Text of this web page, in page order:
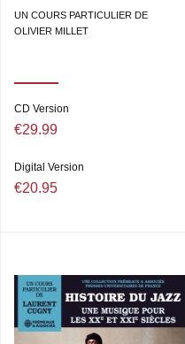
UN COURS PARTICULIER DE
OLIVIER MILLET
CD Version
€29.99
Digital Version
€20.95